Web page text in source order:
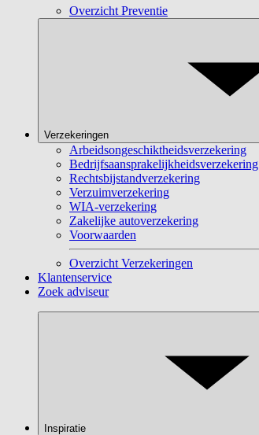
Overzicht Preventie
Verzekeringen
Arbeidsongeschiktheidsverzekering
Bedrijfsaansprakelijkheidsverzekering
Rechtsbijstandverzekering
Verzuimverzekering
WIA-verzekering
Zakelijke autoverzekering
Voorwaarden
Overzicht Verzekeringen
Klantenservice
Zoek adviseur
Inspiratie